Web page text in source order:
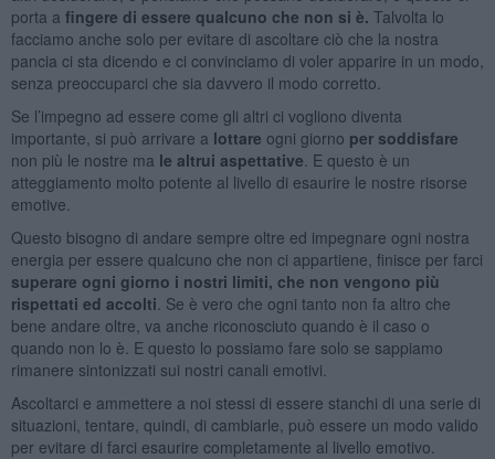
porta a fingere di essere qualcuno che non si è. Talvolta lo
facciamo anche solo per evitare di ascoltare ciò che la nostra
pancia ci sta dicendo e ci convinciamo di voler apparire in un modo,
senza preoccuparci che sia davvero il modo corretto.
Se l’impegno ad essere come gli altri ci vogliono diventa
importante, si può arrivare a lottare ogni giorno per soddisfare
non più le nostre ma le altrui aspettative . E questo è un
atteggiamento molto potente al livello di esaurire le nostre risorse
emotive.
Questo bisogno di andare sempre oltre ed impegnare ogni nostra
energia per essere qualcuno che non ci appartiene, finisce per farci
superare ogni giorno i nostri limiti, che non vengono più
rispettati ed accolti . Se è vero che ogni tanto non fa altro che
bene andare oltre, va anche riconosciuto quando è il caso o
quando non lo è. E questo lo possiamo fare solo se sappiamo
rimanere sintonizzati sui nostri canali emotivi.
Ascoltarci e ammettere a noi stessi di essere stanchi di una serie di
situazioni, tentare, quindi, di cambiarle, può essere un modo valido
per evitare di farci esaurire completamente al livello emotivo.